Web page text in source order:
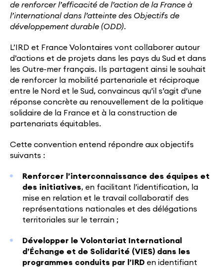
de renforcer l’efficacité de l’action de la France à
l’international dans l’atteinte des Objectifs de
développement durable (ODD).
L’IRD et France Volontaires vont collaborer autour
d’actions et de projets dans les pays du Sud et dans
les Outre-mer français. Ils partagent ainsi le souhait
de renforcer la mobilité partenariale et réciproque
entre le Nord et le Sud, convaincus qu’il s’agit d’une
réponse concrète au renouvellement de la politique
solidaire de la France et à la construction de
partenariats équitables.
Cette convention entend répondre aux objectifs
suivants :
Renforcer l’interconnaissance des équipes et
des initiatives, en facilitant l’identification, la
mise en relation et le travail collaboratif des
représentations nationales et des délégations
territoriales sur le terrain ;
Développer le Volontariat International
d’Échange et de Solidarité (VIES) dans les
programmes conduits par l’IRD en identifiant